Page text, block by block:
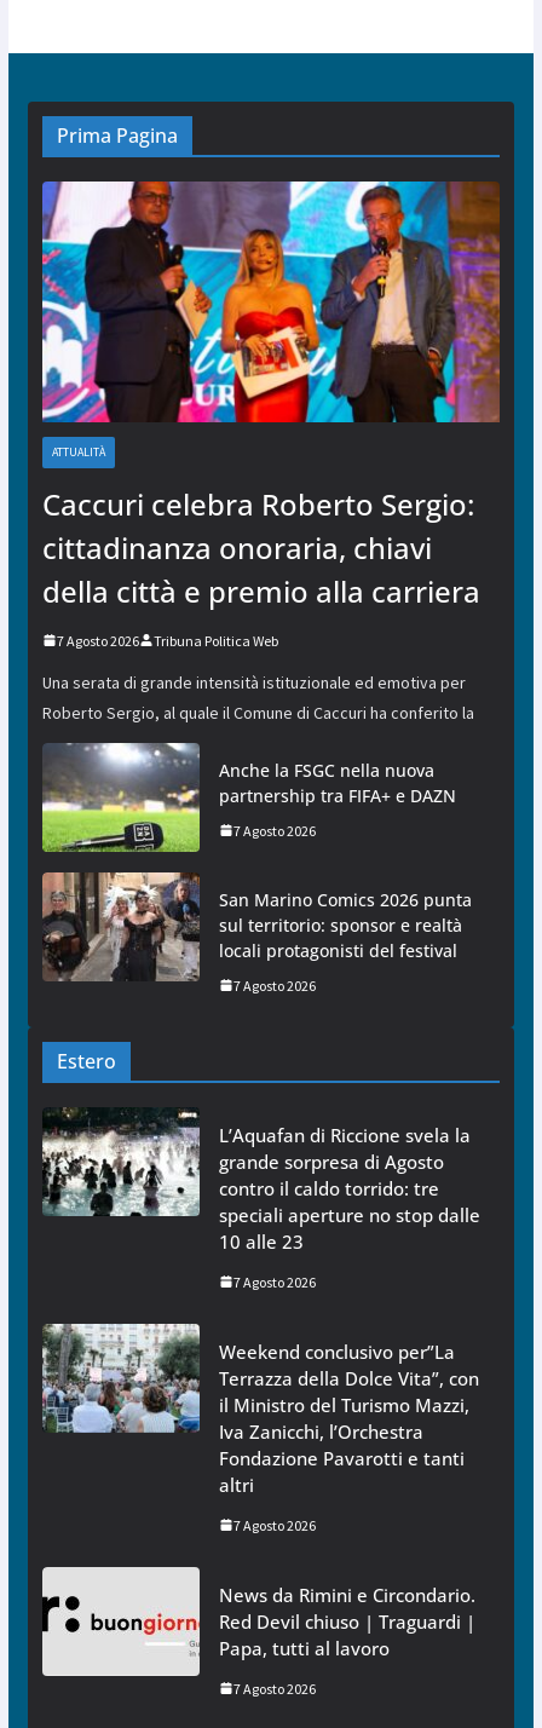
Prima Pagina
ATTUALITÀ
Caccuri celebra Roberto Sergio:
cittadinanza onoraria, chiavi
della città e premio alla carriera
7 Agosto 2026 Tribuna Politica Web
Una serata di grande intensità istituzionale ed emotiva per
Roberto Sergio, al quale il Comune di Caccuri ha conferito la
Anche la FSGC nella nuova
partnership tra FIFA+ e DAZN
7 Agosto 2026
San Marino Comics 2026 punta
sul territorio: sponsor e realtà
locali protagonisti del festival
7 Agosto 2026
Estero
L’Aquafan di Riccione svela la
grande sorpresa di Agosto
contro il caldo torrido: tre
speciali aperture no stop dalle
10 alle 23
7 Agosto 2026
Weekend conclusivo per”La
Terrazza della Dolce Vita”, con
il Ministro del Turismo Mazzi,
Iva Zanicchi, l’Orchestra
Fondazione Pavarotti e tanti
altri
7 Agosto 2026
News da Rimini e Circondario.
Red Devil chiuso | Traguardi |
Papa, tutti al lavoro
7 Agosto 2026